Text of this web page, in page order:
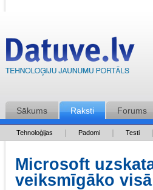
Sākums Raksti Forums
Tehnoloģijas Padomi Testi
Microsoft
veiksmīgāko